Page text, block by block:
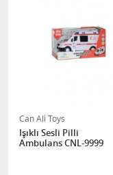
Can Ali Toys
Işıklı Sesli Pilli
Ambulans CNL-9999